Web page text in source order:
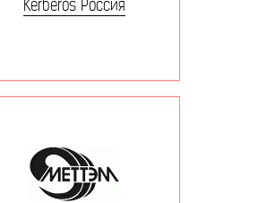
Kerberos Россия